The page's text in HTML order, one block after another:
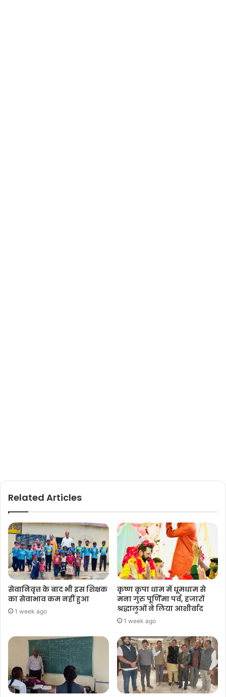
Related Articles
सेवानिवृत्त के बाद भी इस शिक्षक
का सेवाभाव कम नहीं हुआ
1 week ago
कृष्ण कृपा धाम में धूमधाम से
मना गुरु पूर्णिमा पर्व, हजारों
श्रद्धालुओं ने लिया आशीर्वाद
1 week ago